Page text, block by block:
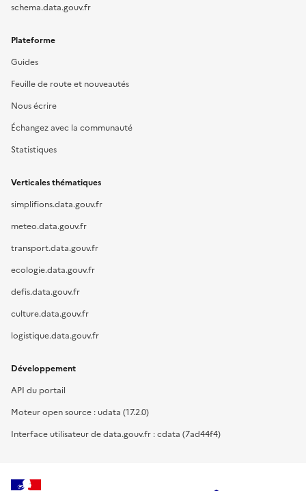
schema.data.gouv.fr
Plateforme
Guides
Feuille de route et nouveautés
Nous écrire
Échangez avec la communauté
Statistiques
Verticales thématiques
simplifions.data.gouv.fr
meteo.data.gouv.fr
transport.data.gouv.fr
ecologie.data.gouv.fr
defis.data.gouv.fr
culture.data.gouv.fr
logistique.data.gouv.fr
Développement
API du portail
Moteur open source : udata (17.2.0)
Interface utilisateur de data.gouv.fr : cdata (7ad44f4)